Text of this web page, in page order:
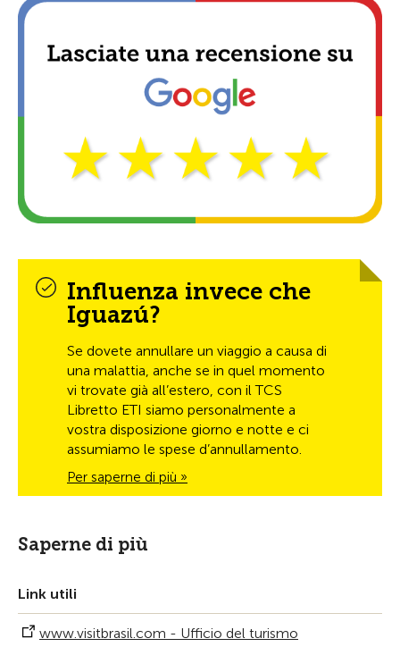
Influenza invece che
Iguazú?
Se dovete annullare un viaggio a causa di
una malattia, anche se in quel momento
vi trovate già all’estero, con il TCS
Libretto ETI siamo personalmente a
vostra disposizione giorno e notte e ci
assumiamo le spese d’annullamento.
Per saperne di più »
Saperne di più
Link utili
www.visitbrasil.com - Ufficio del turismo